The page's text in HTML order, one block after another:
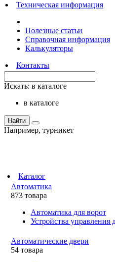
Техническая информация
Полезные статьи
Справочная информация
Калькуляторы
Контакты
Искать: в каталоге
в каталоге
Найти
Например, турникет
Каталог
Автоматика
873 товара
Автоматика для ворот
Устройства управления
Автоматические двери
54 товара